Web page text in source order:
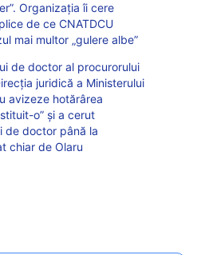
Organizația îi cere
de ce CNATDCU
mai multor „gulere albe”
de doctor al procurorului
juridică a Ministerului
avizeze hotărârea
o” și a cerut
de doctor până la
chiar de Olaru